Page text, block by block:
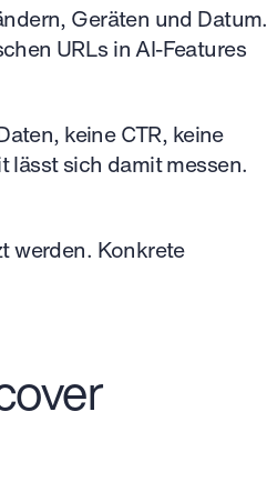
Geräten und Datum.
URLs in AI-Features
keine CTR, keine
sich damit messen.
werden. Konkrete